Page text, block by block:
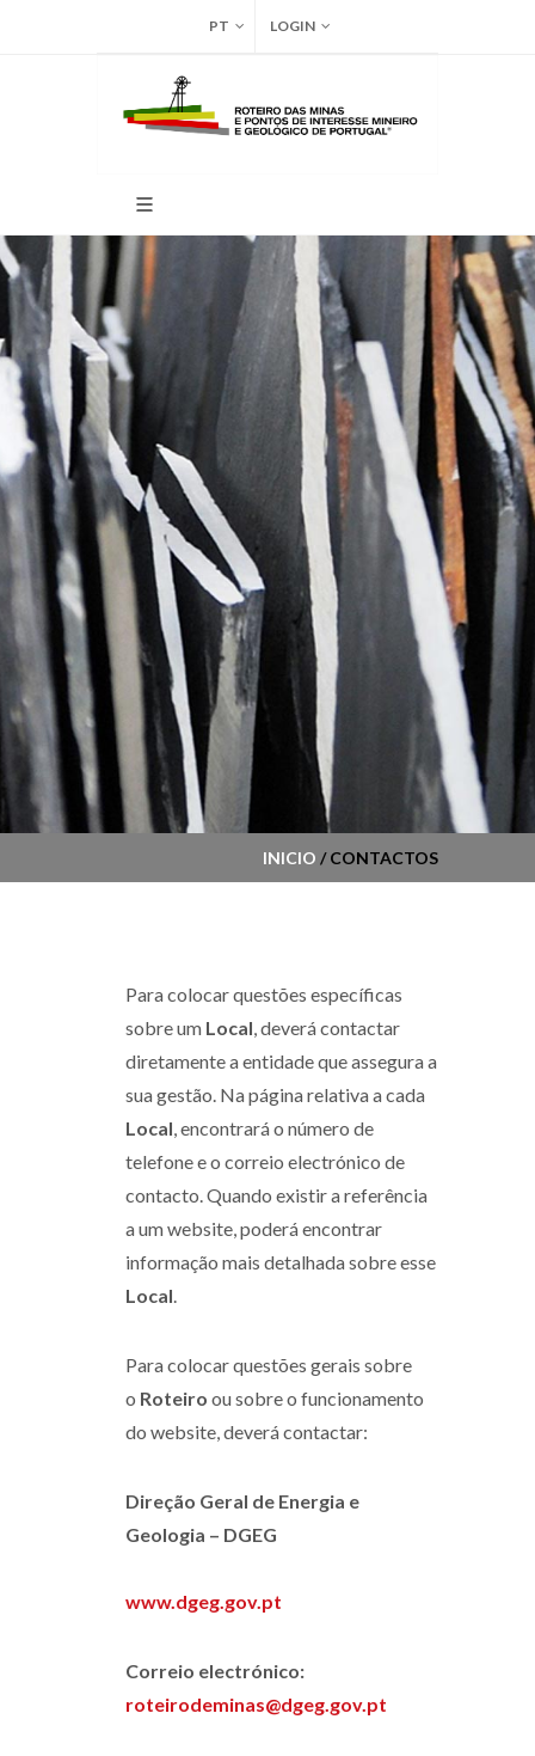
PT LOGIN
INICIO / CONTACTOS
Para colocar questões específicas
sobre um Local, deverá contactar
diretamente a entidade que assegura a
sua gestão. Na página relativa a cada
Local, encontrará o número de
telefone e o correio electrónico de
contacto. Quando existir a referência
a um website, poderá encontrar
informação mais detalhada sobre esse
Local.
Para colocar questões gerais sobre
o Roteiro ou sobre o funcionamento
do website, deverá contactar:
Direção Geral de Energia e
Geologia – DGEG
www.dgeg.gov.pt
Correio electrónico:
roteirodeminas@dgeg.gov.pt